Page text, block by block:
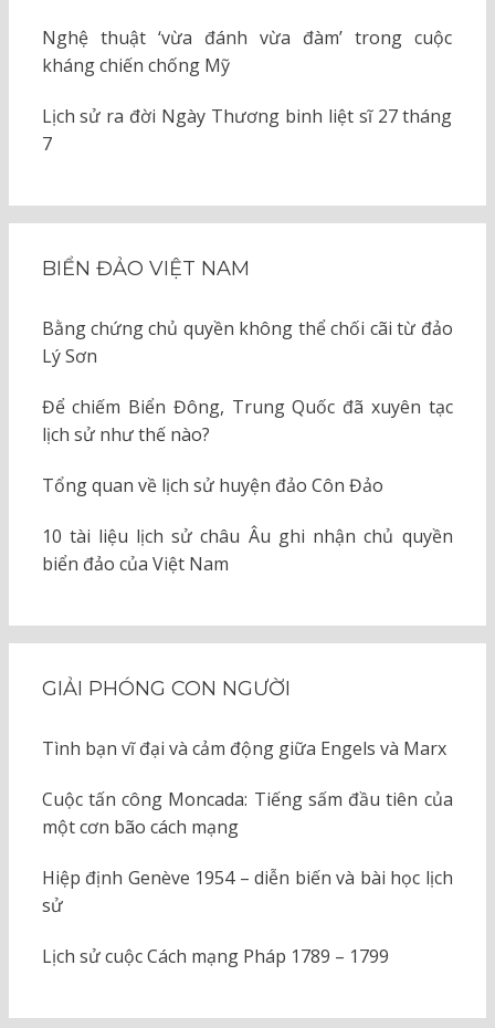
Nghệ thuật ‘vừa đánh vừa đàm’ trong cuộc
kháng chiến chống Mỹ
Lịch sử ra đời Ngày Thương binh liệt sĩ 27 tháng
7
BIỂN ĐẢO VIỆT NAM
Bằng chứng chủ quyền không thể chối cãi từ đảo
Lý Sơn
Để chiếm Biển Đông, Trung Quốc đã xuyên tạc
lịch sử như thế nào?
Tổng quan về lịch sử huyện đảo Côn Đảo
10 tài liệu lịch sử châu Âu ghi nhận chủ quyền
biển đảo của Việt Nam
GIẢI PHÓNG CON NGƯỜI
Tình bạn vĩ đại và cảm động giữa Engels và Marx
Cuộc tấn công Moncada: Tiếng sấm đầu tiên của
một cơn bão cách mạng
Hiệp định Genève 1954 – diễn biến và bài học lịch
sử
Lịch sử cuộc Cách mạng Pháp 1789 – 1799